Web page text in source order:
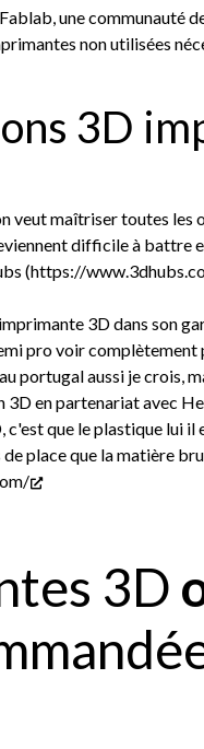
une communauté
non utilisées
3D
veut maîtriser toutes
difficile à battre
(https://
3D dans son
pro voir
portugal aussi je crois,
3D en partenariat avec
que le plastique lui
place que la matière
3D